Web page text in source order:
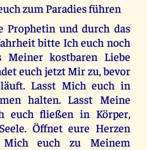
zum Paradies führen
Prophetin und durch das
bitte Ich euch noch
Meiner kostbaren Liebe
euch jetzt Mir zu, bevor
Lasst Mich euch in
halten. Lasst Meine
euch fließen in Körper,
Öffnet eure Herzen
euch zu Meinem